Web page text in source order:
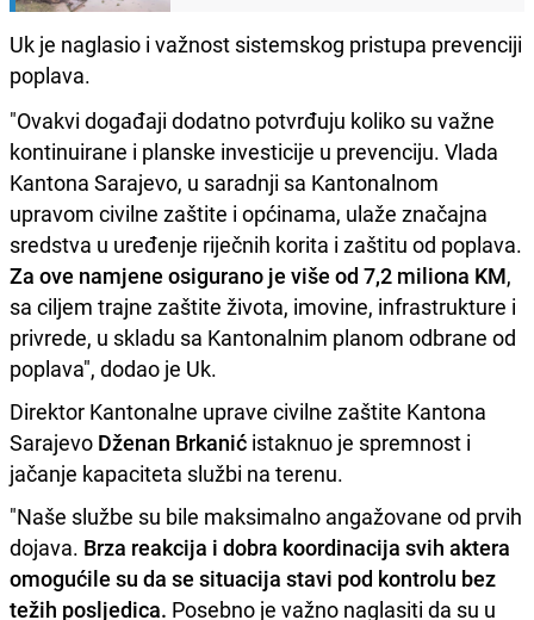
Uk je naglasio i važnost sistemskog pristupa prevenciji
poplava.
"Ovakvi događaji dodatno potvrđuju koliko su važne
kontinuirane i planske investicije u prevenciju. Vlada
Kantona Sarajevo, u saradnji sa Kantonalnom
upravom civilne zaštite i općinama, ulaže značajna
sredstva u uređenje riječnih korita i zaštitu od poplava.
Za ove namjene osigurano je više od 7,2 miliona KM,
sa ciljem trajne zaštite života, imovine, infrastrukture i
privrede, u skladu sa Kantonalnim planom odbrane od
poplava", dodao je Uk.
Direktor Kantonalne uprave civilne zaštite Kantona
Sarajevo Dženan Brkanić istaknuo je spremnost i
jačanje kapaciteta službi na terenu.
"Naše službe su bile maksimalno angažovane od prvih
dojava. Brza reakcija i dobra koordinacija svih aktera
omogućile su da se situacija stavi pod kontrolu bez
težih posljedica. Posebno je važno naglasiti da su u